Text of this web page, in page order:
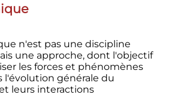
n'est pas une discipline
une approche, dont l'objectif
les forces et phénomènes
l'évolution générale du
leurs interactions